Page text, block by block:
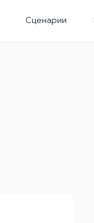
Сценарии